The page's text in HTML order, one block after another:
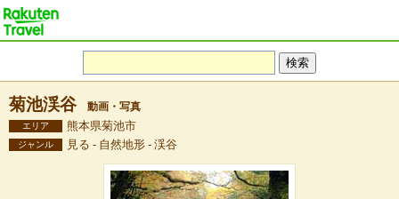
菊池渓谷 動画・写真
エリア 熊本県菊池市
ジャンル 見る - 自然地形 - 渓谷